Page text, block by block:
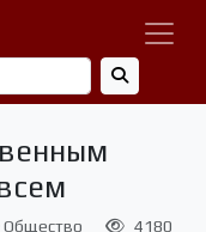
Общество 4180